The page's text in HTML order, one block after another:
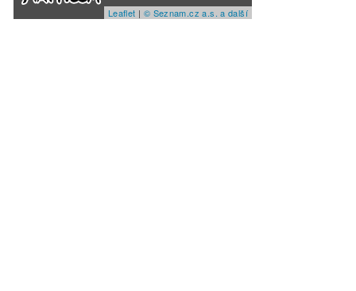
Leaflet | © Seznam.cz a.s. a další